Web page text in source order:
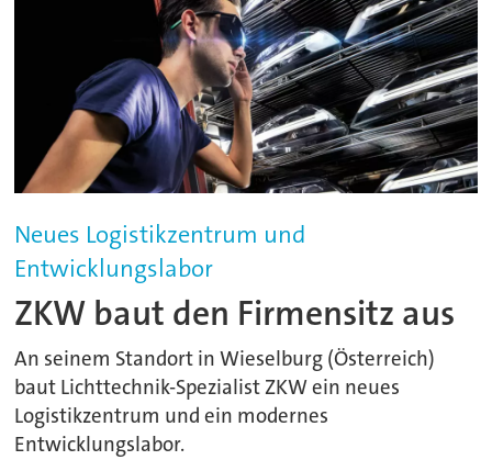
Neues Logistikzentrum und
Entwicklungslabor
ZKW baut den Firmensitz aus
An seinem Standort in Wieselburg (Österreich)
baut Lichttechnik-Spezialist ZKW ein neues
Logistikzentrum und ein modernes
Entwicklungslabor.